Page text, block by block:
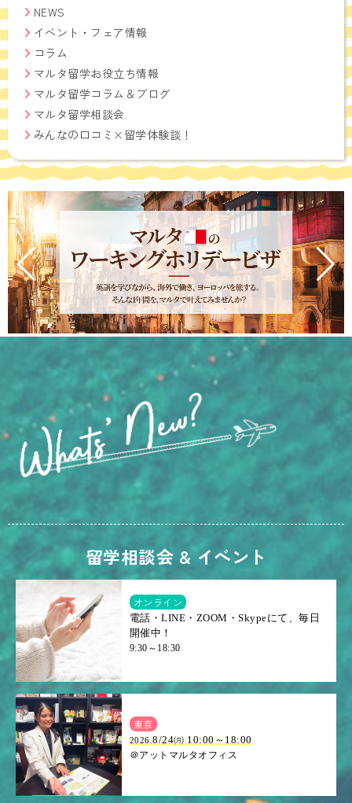
NEWS
イベント・フェア情報
コラム
マルタ留学お役立ち情報
マルタ留学コラム＆ブログ
マルタ留学相談会
みんなの口コミ×留学体験談！
留学相談会 & イベント
オンライン
電話・LINE・ZOOM・Skypeにて、毎日
開催中！
9:30～18:30
東京
2026.8/24㈪ 10:00～18:00
＠アットマルタオフィス